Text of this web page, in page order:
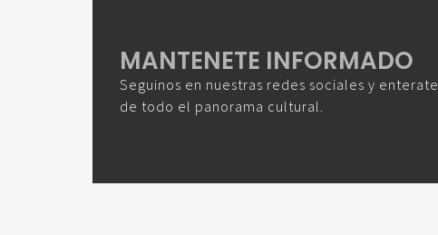
MANTENETE INFORMADO
Seguinos en nuestras redes sociales y enterate
de todo el panorama cultural.